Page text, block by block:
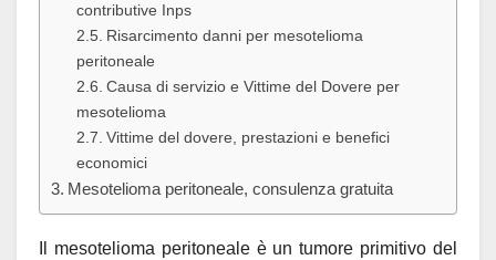
contributive Inps
Risarcimento danni per mesotelioma
peritoneale
Causa di servizio e Vittime del Dovere per
mesotelioma
Vittime del dovere, prestazioni e benefici
economici
Mesotelioma peritoneale, consulenza gratuita
Il mesotelioma peritoneale è un tumore primitivo del